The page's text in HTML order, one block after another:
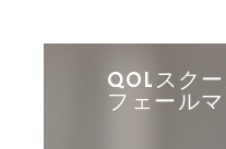
QOLスク
フェール